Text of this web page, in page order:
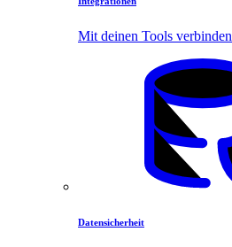
Mit deinen Tools verbinden
Datensicherheit